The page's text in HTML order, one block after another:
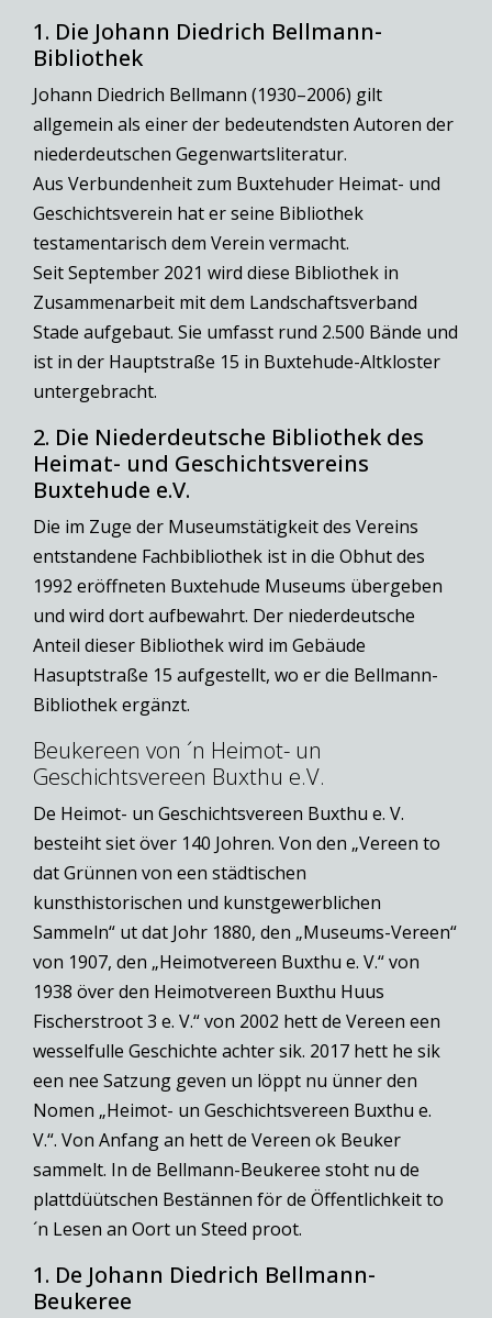
1. Die Johann Diedrich Bellmann-
Bibliothek
Johann Diedrich Bellmann (1930–2006) gilt
allgemein als einer der bedeutendsten Autoren der
niederdeutschen Gegenwartsliteratur.
Aus Verbundenheit zum Buxtehuder Heimat- und
Geschichtsverein hat er seine Bibliothek
testamentarisch dem Verein vermacht.
Seit September 2021 wird diese Bibliothek in
Zusammenarbeit mit dem Landschaftsverband
Stade aufgebaut. Sie umfasst rund 2.500 Bände und
ist in der Hauptstraße 15 in Buxtehude-Altkloster
untergebracht.
2. Die Niederdeutsche Bibliothek des
Heimat- und Geschichtsvereins
Buxtehude e.V.
Die im Zuge der Museumstätigkeit des Vereins
entstandene Fachbibliothek ist in die Obhut des
1992 eröffneten Buxtehude Museums übergeben
und wird dort aufbewahrt. Der niederdeutsche
Anteil dieser Bibliothek wird im Gebäude
Hasuptstraße 15 aufgestellt, wo er die Bellmann-
Bibliothek ergänzt.
Beukereen von ´n Heimot- un
Geschichtsvereen Buxthu e.V.
De Heimot- un Geschichtsvereen Buxthu e. V.
besteiht siet över 140 Johren. Von den „Vereen to
dat Grünnen von een städtischen
kunsthistorischen und kunstgewerblichen
Sammeln“ ut dat Johr 1880, den „Museums-Vereen“
von 1907, den „Heimotvereen Buxthu e. V.“ von
1938 över den Heimotvereen Buxthu Huus
Fischerstroot 3 e. V.“ von 2002 hett de Vereen een
wesselfulle Geschichte achter sik. 2017 hett he sik
een nee Satzung geven un löppt nu ünner den
Nomen „Heimot- un Geschichtsvereen Buxthu e.
V.“. Von Anfang an hett de Vereen ok Beuker
sammelt. In de Bellmann-Beukeree stoht nu de
plattdüütschen Bestännen för de Öffentlichkeit to
´n Lesen an Oort un Steed proot.
1. De Johann Diedrich Bellmann-
Beukeree